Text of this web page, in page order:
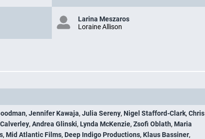
Larina Meszaros
Loraine Allison
, Jennifer Kawaja, Julia Sereny, Nigel Stafford-Clark, Chris
, Andrea Glinski, Lynda McKenzie, Zsofi Oblath, Maria
, Mid Atlantic Films, Deep Indigo Productions, Klaus Bassiner,